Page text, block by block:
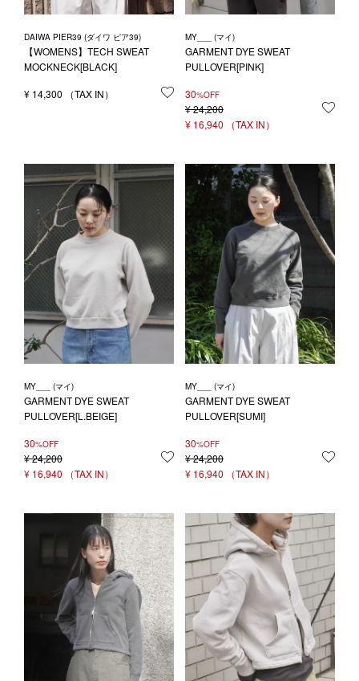
DAIWA PIER39 (ダイワ ピア39)
【WOMENS】TECH SWEAT
MOCKNECK[BLACK]
¥ 14,300 お気に入りに登録する
MY___ (マイ)
GARMENT DYE SWEAT
PULLOVER[PINK]
30%OFF
¥24,200
¥ 16,940
MY___ (マイ)
GARMENT DYE SWEAT
PULLOVER[L.BEIGE]
30%OFF
¥24,200
¥ 16,940
お気に入りに登録する
MY___ (マイ)
GARMENT DYE SWEAT
PULLOVER[SUMI]
30%OFF
¥24,200
¥ 16,940